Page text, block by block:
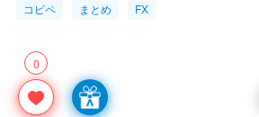
コピペ まとめ FX
0